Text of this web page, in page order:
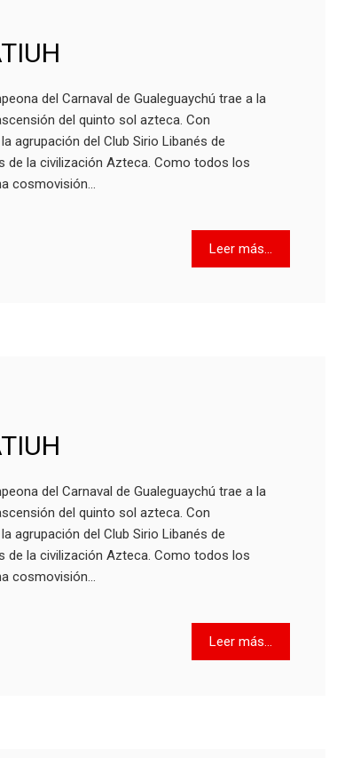
del Carnaval de Gualeguaychú trae a la
del quinto sol azteca. Con
agrupación del Club Sirio Libanés de
de la civilización Azteca. Como todos los
cosmovisión…
Leer más...
del Carnaval de Gualeguaychú trae a la
del quinto sol azteca. Con
agrupación del Club Sirio Libanés de
de la civilización Azteca. Como todos los
cosmovisión…
Leer más...